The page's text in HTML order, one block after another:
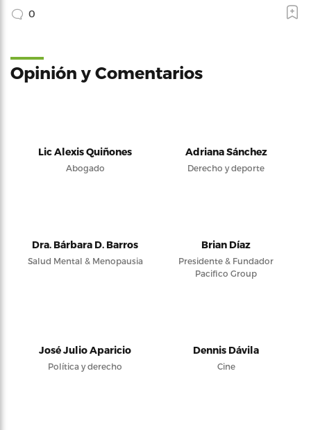
0
Opinión y Comentarios
Lic Alexis Quiñones
Abogado
Adriana Sánchez
Derecho y deporte
Dra. Bárbara D. Barros
Salud Mental & Menopausia
Brian Díaz
Presidente & Fundador
Pacifico Group
José Julio Aparicio
Política y derecho
Dennis Dávila
Cine